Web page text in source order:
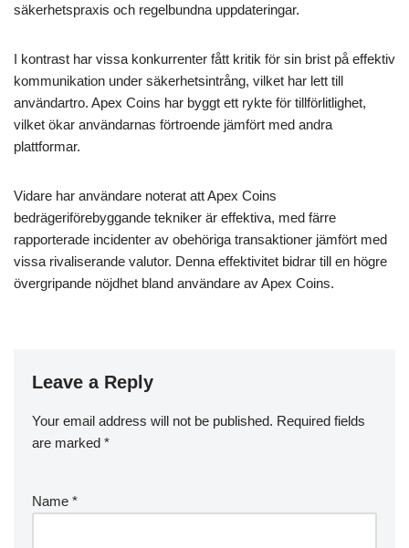
säkerhetspraxis och regelbundna uppdateringar.
I kontrast har vissa konkurrenter fått kritik för sin brist på effektiv
kommunikation under säkerhetsintrång, vilket har lett till
användartro. Apex Coins har byggt ett rykte för tillförlitlighet,
vilket ökar användarnas förtroende jämfört med andra
plattformar.
Vidare har användare noterat att Apex Coins
bedrägeriförebyggande tekniker är effektiva, med färre
rapporterade incidenter av obehöriga transaktioner jämfört med
vissa rivaliserande valutor. Denna effektivitet bidrar till en högre
övergripande nöjdhet bland användare av Apex Coins.
Leave a Reply
Your email address will not be published. Required fields
are marked *
Name *